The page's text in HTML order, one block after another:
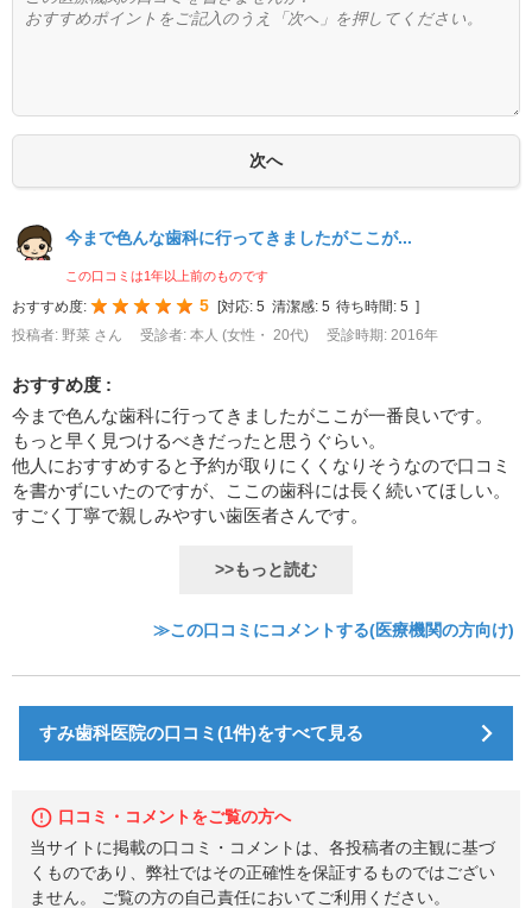
今まで色んな歯科に行ってきましたがここが...
この口コミは1年以上前のものです
おすすめ度: 5 対応: 5 清潔感: 5 待ち時間: 5
投稿者: 野菜 さん
受診者: 本人 (女性・ 20代) 受診時期: 2016年
おすすめ度 :
今まで色んな歯科に行ってきましたがここが一番良いです。
もっと早く見つけるべきだったと思うぐらい。
他人におすすめすると予約が取りにくくなりそうなので口コミ
を書かずにいたのですが、ここの歯科には長く続いてほしい。
すごく丁寧で親しみやすい歯医者さんです。
>>もっと読む
≫この口コミにコメントする(医療機関の方向け)
すみ歯科医院の口コミ(1件)をすべて見る
口コミ・コメントをご覧の方へ
当サイトに掲載の口コミ・コメントは、各投稿者の主観に基づ
くものであり、弊社ではその正確性を保証するものではござい
ません。 ご覧の方の自己責任においてご利用ください。